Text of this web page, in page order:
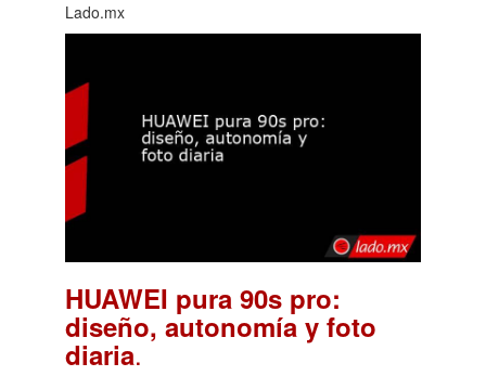
Lado.mx
HUAWEI pura 90s pro:
diseño, autonomía y foto
diaria.